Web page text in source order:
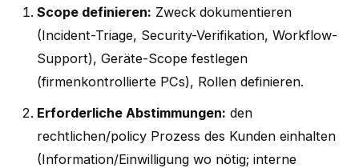
Scope definieren: Zweck dokumentieren
(Incident-Triage, Security-Verifikation, Workflow-
Support), Geräte-Scope festlegen
(firmenkontrollierte PCs), Rollen definieren.
Erforderliche Abstimmungen: den
rechtlichen/policy Prozess des Kunden einhalten
(Information/Einwilligung wo nötig; interne